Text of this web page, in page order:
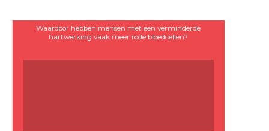
Waardoor hebben mensen met een verminderde
hartwerking vaak meer rode bloedcellen?